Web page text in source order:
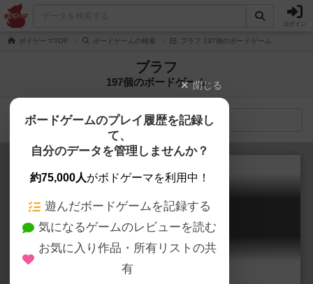
ログイン
ボドゲーマTOP ボードゲームの検索 ブラフ 197個のボードゲーム
ブラフ
197個のボードゲーム
検索メニュー
ブラフ / ライアーズダイス
Bluff / Liar's Dice
閉じる
ボードゲームのプレイ履歴を記録し
て、
自分のデータを管理しませんか？
約75,000人がボドゲーマを利用中！
遊んだボードゲームを記録する
気になるゲームのレビューを読む
お気に入り作品・所有リストの共
有